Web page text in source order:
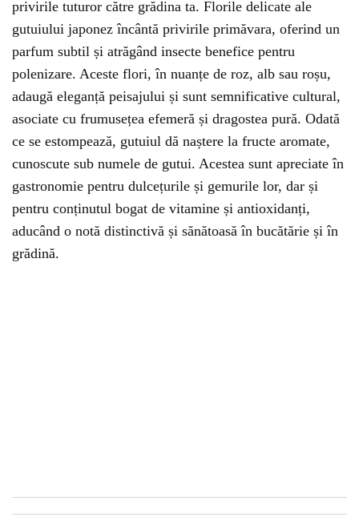
privirile tuturor către grădina ta. Florile delicate ale
gutuiului japonez încântă privirile primăvara, oferind un
parfum subtil și atrăgând insecte benefice pentru
polenizare. Aceste flori, în nuanțe de roz, alb sau roșu,
adaugă eleganță peisajului și sunt semnificative cultural,
asociate cu frumusețea efemeră și dragostea pură. Odată
ce se estompează, gutuiul dă naștere la fructe aromate,
cunoscute sub numele de gutui. Acestea sunt apreciate în
gastronomie pentru dulcețurile și gemurile lor, dar și
pentru conținutul bogat de vitamine și antioxidanți,
aducând o notă distinctivă și sănătoasă în bucătărie și în
grădină.